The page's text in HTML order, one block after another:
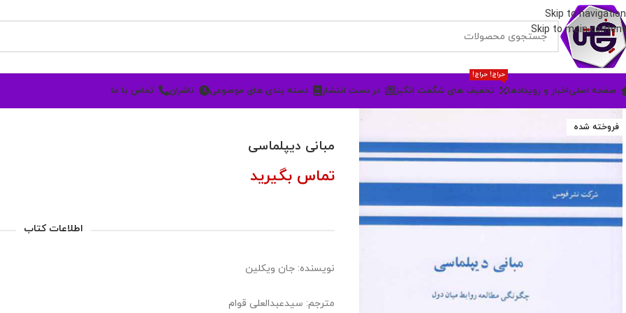
Skip to navigation
Skip to main content
صفحه اصلیاخبار و رویدادها تخفیف های شگفت انگیز
حراج! حراج!
در دست انتشار دسته بندی های موضوعی ناشران تماس با ما
فروخته شده
مبانی دیپلماسی
تماس بگیرید
اطلاعات کتاب
نویسنده: جان ویکلین
مترجم: سیدعبدالعلی قوام